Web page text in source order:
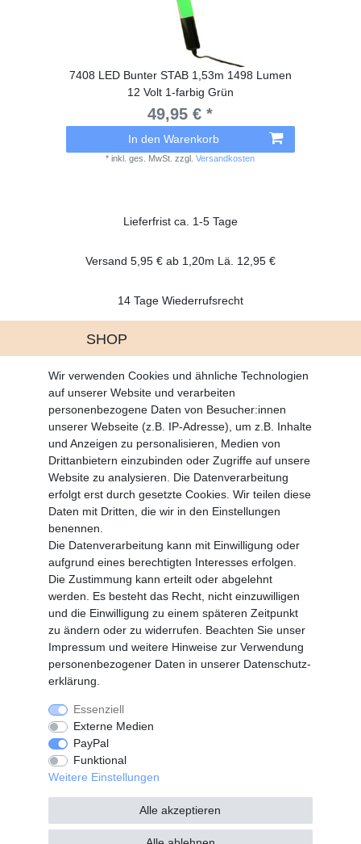
7408 LED Bunter STAB 1,53m 1498 Lumen
12 Volt 1-farbig Grün
49,95 € *
In den Warenkorb
*inkl. ges. MwSt. zzgl.Versandkosten
Lieferfrist ca. 1-5 Tage
Versand 5,95 € ab 1,20m Lä. 12,95 €
14 Tage Wiederrufsrecht
SHOP
Battrerie Gesetz
Fragen und Antworten
Zahlungsarten
MEIN KONTO
Altgeräte Verordnung
Login
Registrieren
Vertrag widerrufen
SERVICE
Info Material als PDF
Versand
Rückrufe
Galerie
Widerrufs­recht
Impressum
AGB Kontakt
Wir verwenden Cookies und ähnliche Technologien
auf unserer Website und verarbeiten
personenbezogene Daten von Besucher:innen
unserer Webseite (z.B. IP-Adresse), um z.B. Inhalte
und Anzeigen zu personalisieren, Medien von
Drittanbietern einzubinden oder Zugriffe auf unsere
Website zu analysieren. Die Datenverarbeitung
erfolgt erst durch gesetzte Cookies. Wir teilen diese
Daten mit Dritten, die wir in den Einstellungen
benennen.
Die Datenverarbeitung kann mit Einwilligung oder
aufgrund eines berechtigten Interesses erfolgen.
Die Zustimmung kann erteilt oder abgelehnt
werden. Es besteht das Recht, nicht einzuwilligen
und die Einwilligung zu einem späteren Zeitpunkt
zu ändern oder zu widerrufen. Beachten Sie unser
Impressum und weitere Hinweise zur Verwendung
personenbezogener Daten in unserer Daten­schutz­
erklärung
Essenziell
Externe Medien
PayPal
Funktional
Weitere Einstellungen
Alle akzeptieren